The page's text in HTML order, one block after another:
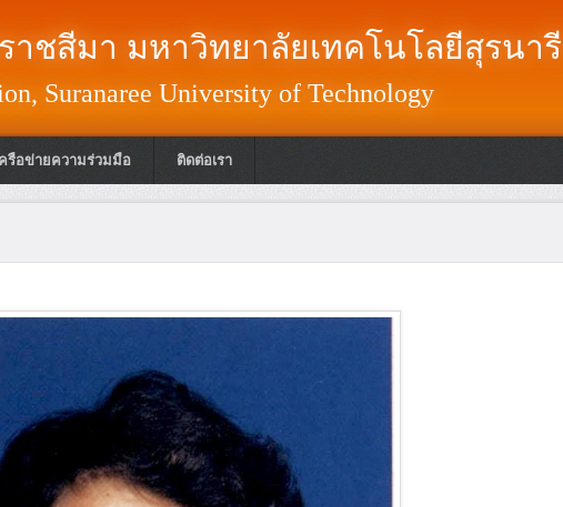
าชสีมา มหาวิทยาลัยเทคโนโลยีสุรนารี
Suranaree University of Technology
ครือข่ายความร่วมมือ ติดต่อเรา